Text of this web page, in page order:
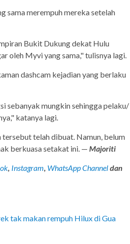
sama merempuh mereka setelah
Bukit Dukung dekat Hulu
oleh Myvi yang sama," tulisnya lagi.
dashcam kejadian yang berlaku
sebanyak mungkin sehingga pelaku/
katanya lagi.
telah dibuat. Namun, belum
berkuasa setakat ini. — Majoriti
, Instagram, WhatsApp Channeldan
tak makan rempuh Hilux di Gua